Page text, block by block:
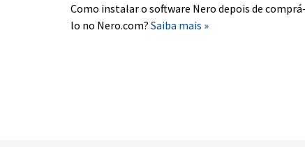
Como instalar o software Nero depois de comprá-
lo no Nero.com? Saiba mais »